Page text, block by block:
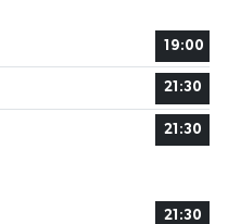
19:00
21:30
21:30
21:30